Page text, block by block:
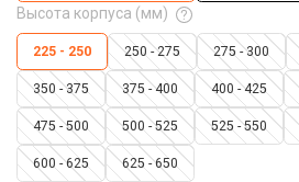
Высота корпуса (мм)
225 - 250 250 - 275 275 - 300
350 - 375 375 - 400 400 - 425
475 - 500 500 - 525 525 - 550
600 - 625 625 - 650